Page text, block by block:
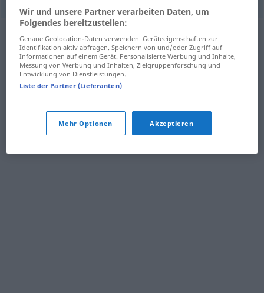
Wir und unsere Partner verarbeiten Daten, um
Folgendes bereitzustellen:
Genaue Geolocation-Daten verwenden. Geräteeigenschaften zur
Identifikation aktiv abfragen. Speichern von und/oder Zugriff auf
Informationen auf einem Gerät. Personalisierte Werbung und Inhalte,
Messung von Werbung und Inhalten, Zielgruppenforschung und
Entwicklung von Dienstleistungen.
Liste der Partner (Lieferanten)
Mehr Optionen Akzeptieren